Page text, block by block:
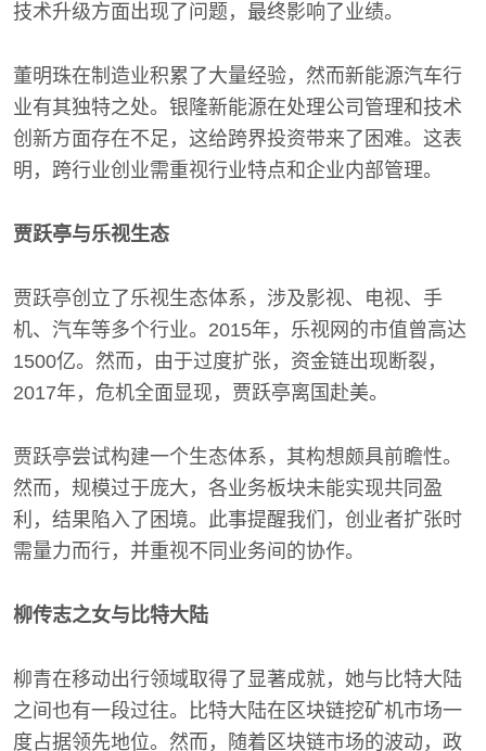
技术升级方面出现了问题，最终影响了业绩。
董明珠在制造业积累了大量经验，然而新能源汽车行
业有其独特之处。银隆新能源在处理公司管理和技术
创新方面存在不足，这给跨界投资带来了困难。这表
明，跨行业创业需重视行业特点和企业内部管理。
贾跃亭与乐视生态
贾跃亭创立了乐视生态体系，涉及影视、电视、手
机、汽车等多个行业。2015年，乐视网的市值曾高达
1500亿。然而，由于过度扩张，资金链出现断裂，
2017年，危机全面显现，贾跃亭离国赴美。
贾跃亭尝试构建一个生态体系，其构想颇具前瞻性。
然而，规模过于庞大，各业务板块未能实现共同盈
利，结果陷入了困境。此事提醒我们，创业者扩张时
需量力而行，并重视不同业务间的协作。
柳传志之女与比特大陆
柳青在移动出行领域取得了显著成就，她与比特大陆
之间也有一段过往。比特大陆在区块链挖矿机市场一
度占据领先地位。然而，随着区块链市场的波动，政